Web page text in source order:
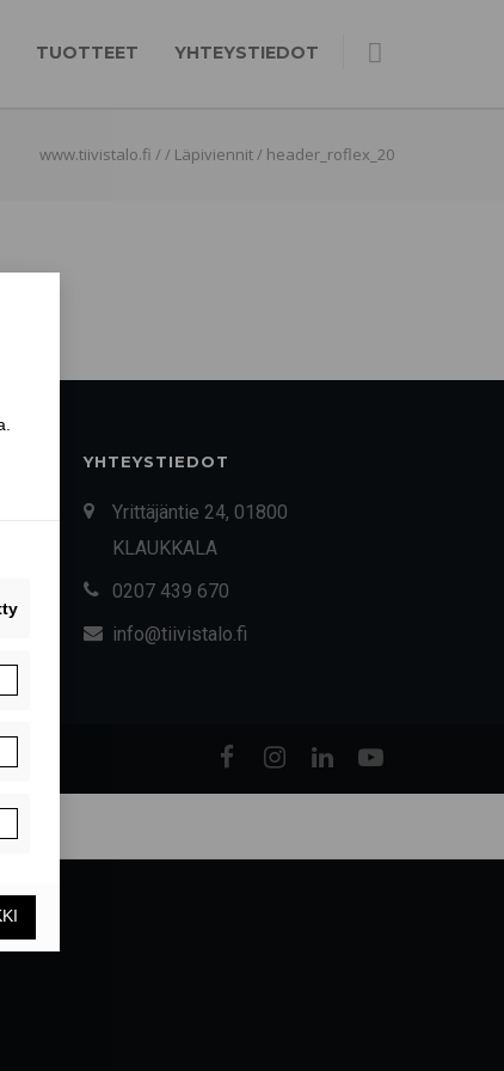
TUOTTEET YHTEYSTIEDOT
www.tiivistalo.fi // Läpiviennit/ header_roflex_20
YHTEYSTIEDOT
Yrittäjäntie 24, 01800
KLAUKKALA
0207 439 670
info@tiivistalo.fi